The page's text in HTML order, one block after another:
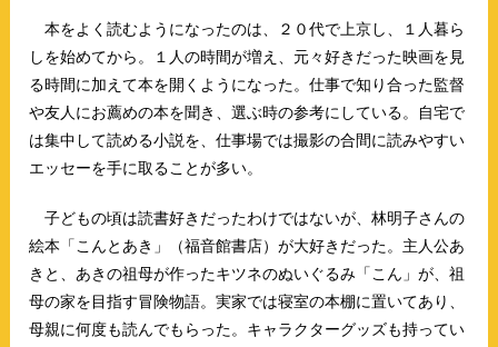
本をよく読むようになったのは、２０代で上京し、１人暮ら
しを始めてから。１人の時間が増え、元々好きだった映画を見
る時間に加えて本を開くようになった。仕事で知り合った監督
や友人にお薦めの本を聞き、選ぶ時の参考にしている。自宅で
は集中して読める小説を、仕事場では撮影の合間に読みやすい
エッセーを手に取ることが多い。
子どもの頃は読書好きだったわけではないが、林明子さんの
絵本「こんとあき」（福音館書店）が大好きだった。主人公あ
きと、あきの祖母が作ったキツネのぬいぐるみ「こん」が、祖
母の家を目指す冒険物語。実家では寝室の本棚に置いてあり、
母親に何度も読んでもらった。キャラクターグッズも持ってい